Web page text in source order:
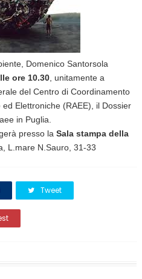
Domenico Santorsola
ore 10.30, unitamente a
del Centro di Coordinamento
Elettroniche (RAEE), il Dossier
in Puglia.
presso la Sala stampa della
L.mare N.Sauro, 31-33
Tweet